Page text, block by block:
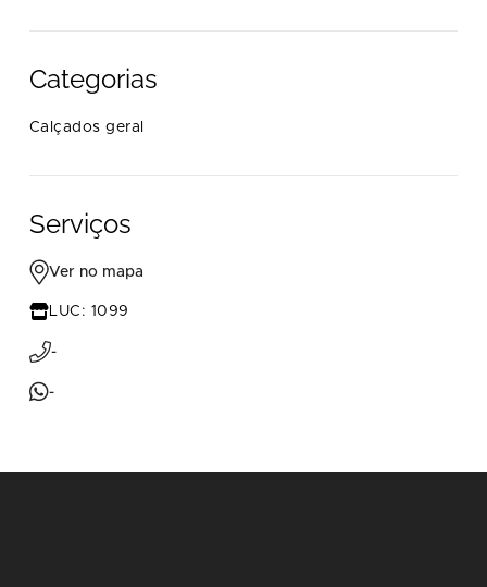
Categorias
Calçados geral
Serviços
Ver no mapa
LUC: 1099
-
-